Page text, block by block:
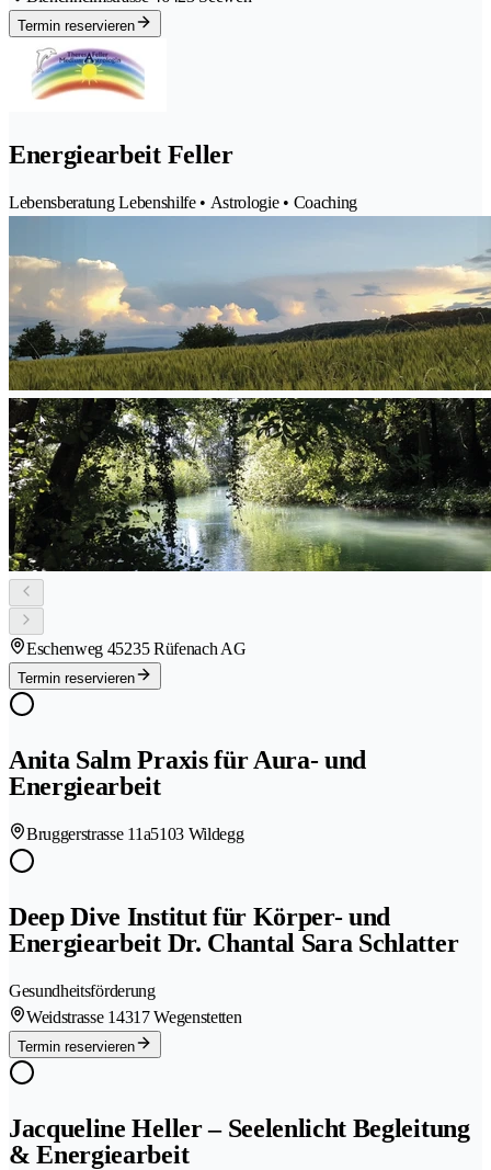
Termin reservieren
Energiearbeit Feller
Lebensberatung Lebenshilfe • Astrologie • Coaching
Eschenweg 45235 Rüfenach AG
Termin reservieren
Anita Salm Praxis für Aura- und
Energiearbeit
Bruggerstrasse 11a5103 Wildegg
Deep Dive Institut für Körper- und
Energiearbeit Dr. Chantal Sara Schlatter
Gesundheitsförderung
Weidstrasse 14317 Wegenstetten
Termin reservieren
Jacqueline Heller – Seelenlicht Begleitung
& Energiearbeit